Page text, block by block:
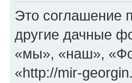
Это соглашение
другие дачные
«мы», «наш»,
«http://mir-